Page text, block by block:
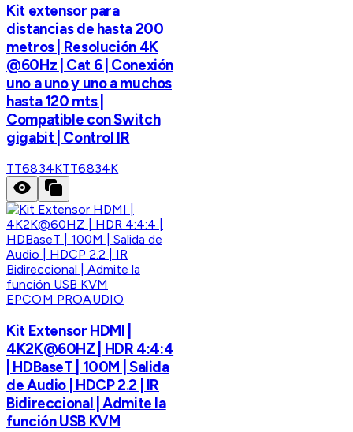
Kit extensor para
distancias de hasta 200
metros | Resolución 4K
@60Hz | Cat 6 | Conexión
uno a uno y uno a muchos
hasta 120 mts |
Compatible con Switch
gigabit | Control IR
TT6834KTT6834K
EPCOM PROAUDIO
Kit Extensor HDMI |
4K2K@60HZ | HDR 4:4:4
| HDBaseT | 100M | Salida
de Audio | HDCP 2.2 | IR
Bidireccional | Admite la
función USB KVM